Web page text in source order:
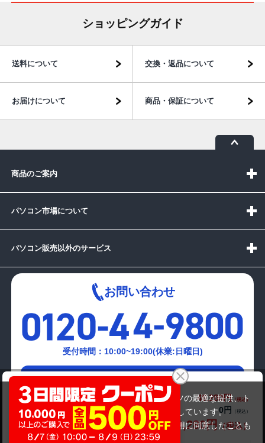
商品価格(税込) 49,280円
オプション小計価格(税込)
0円
商品合計価格(税込)
49,280円
ショッピングガイド
送料について 交換・返品について
お届けについて 商品・保証について
商品のご案内
パソコン市場について
パソコン販売以外のサービス
お問い合わせ
受付時間：10:00~19:00(休業:日曜日)
メールでの
お問い合わせはこちら
当サイトでは利用体験の向上およびコンテンツの最適な提供、ト
ラフィックの分析を目的としてCookieを使用しています。
サイトの閲覧を継続された場合、Cookieの利用に同意したことも
のといたします。